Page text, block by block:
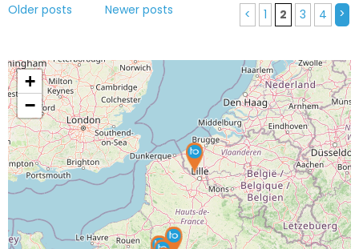
Older posts Newer posts < 1 2 3 4 >
+
−